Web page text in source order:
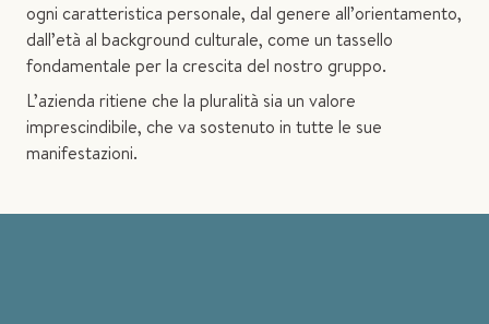
ogni caratteristica personale, dal genere all’orientamento,
dall’età al background culturale, come un tassello
fondamentale per la crescita del nostro gruppo.
L’azienda ritiene che la pluralità sia un valore
imprescindibile, che va sostenuto in tutte le sue
manifestazioni.